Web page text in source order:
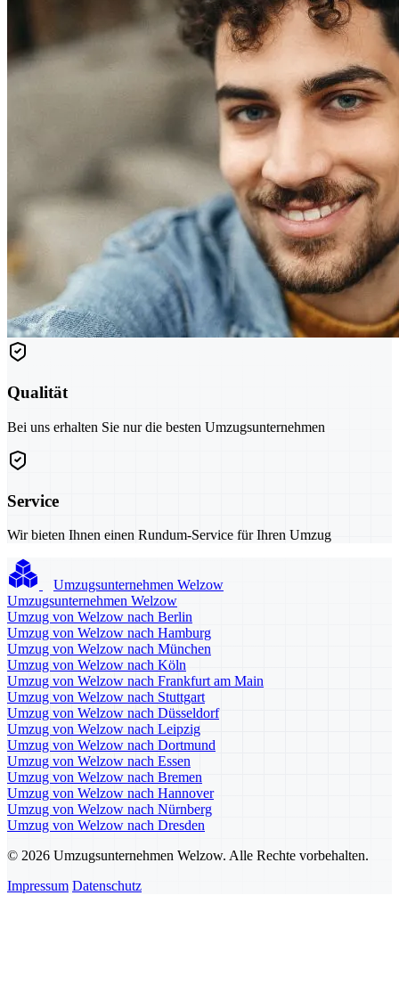
Qualität
Bei uns erhalten Sie nur die besten Umzugsunternehmen
Service
Wir bieten Ihnen einen Rundum-Service für Ihren Umzug
Umzugsunternehmen Welzow
Umzugsunternehmen Welzow
Umzug von Welzow nach Berlin
Umzug von Welzow nach Hamburg
Umzug von Welzow nach München
Umzug von Welzow nach Köln
Umzug von Welzow nach Frankfurt am Main
Umzug von Welzow nach Stuttgart
Umzug von Welzow nach Düsseldorf
Umzug von Welzow nach Leipzig
Umzug von Welzow nach Dortmund
Umzug von Welzow nach Essen
Umzug von Welzow nach Bremen
Umzug von Welzow nach Hannover
Umzug von Welzow nach Nürnberg
Umzug von Welzow nach Dresden
© 2026 Umzugsunternehmen Welzow. Alle Rechte vorbehalten.
Impressum Datenschutz